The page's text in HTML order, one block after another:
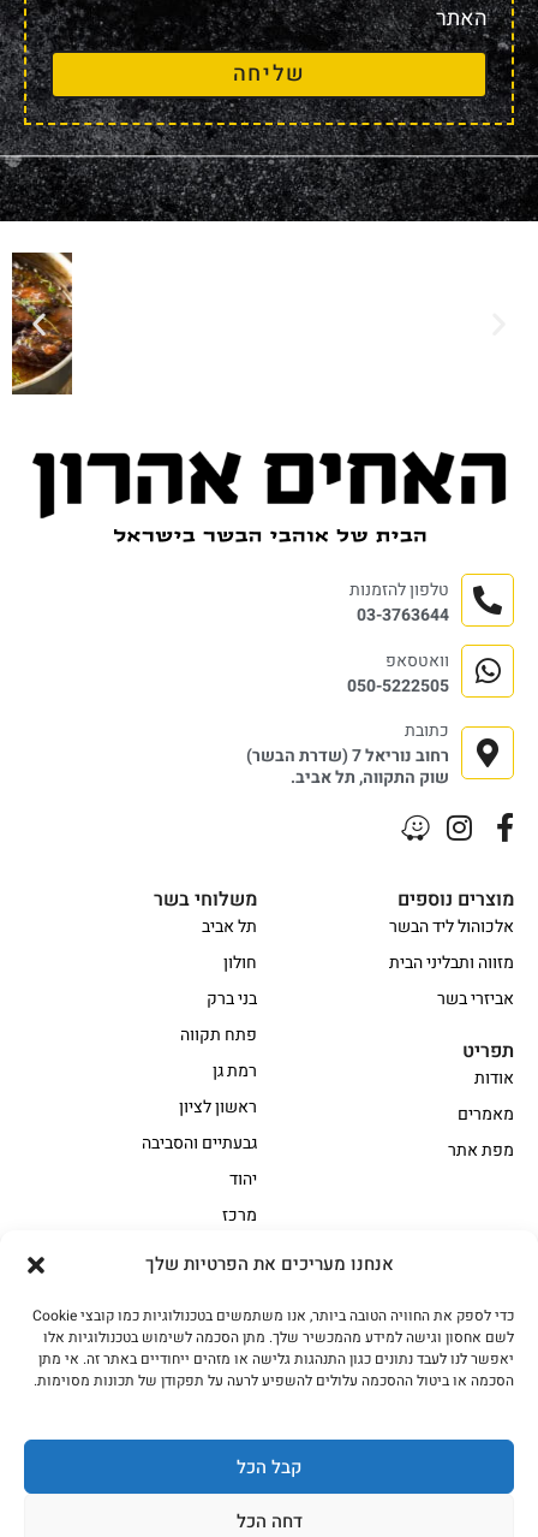
אנחנו מעריכים את הפרטיות שלך
כדי לספק את החוויה הטובה ביותר, אנו משתמשים בטכנולוגיות כמו קובצי Cookie
לשם אחסון וגישה למידע מהמכשיר שלך. מתן הסכמה לשימוש בטכנולוגיות אלו
יאפשר לנו לעבד נתונים כגון התנהגות גלישה או מזהים ייחודיים באתר זה. אי מתן
הסכמה או ביטול ההסכמה עלולים להשפיע לרעה על תפקודן של תכונות מסוימות.
קבל הכל
דחה הכל
האתר
שליחה
אווז
בשר בקר משובח
בשר בקר עגלה משובח
בשר למעשנת
הודו
חלקים אחוריים
מיוחדי מסורת1
נתחי פנים
עוף
משלוחי בשר
תל אביב
חולון
בני ברק
פתח תקווה
רמת גן
ראשון לציון
גבעתיים והסביבה
יהוד
מרכז
מוצרים נוספים
אלכוהול ליד הבשר
מזווה ותבליני הבית
אביזרי בשר
תפריט
אודות
מאמרים
מפת אתר
טלפון להזמנות
03-3763644
וואטסאפ
050-5222505
כתובת
רחוב נוריאל 7 (שדרת הבשר)
שוק התקווה, תל אביב.